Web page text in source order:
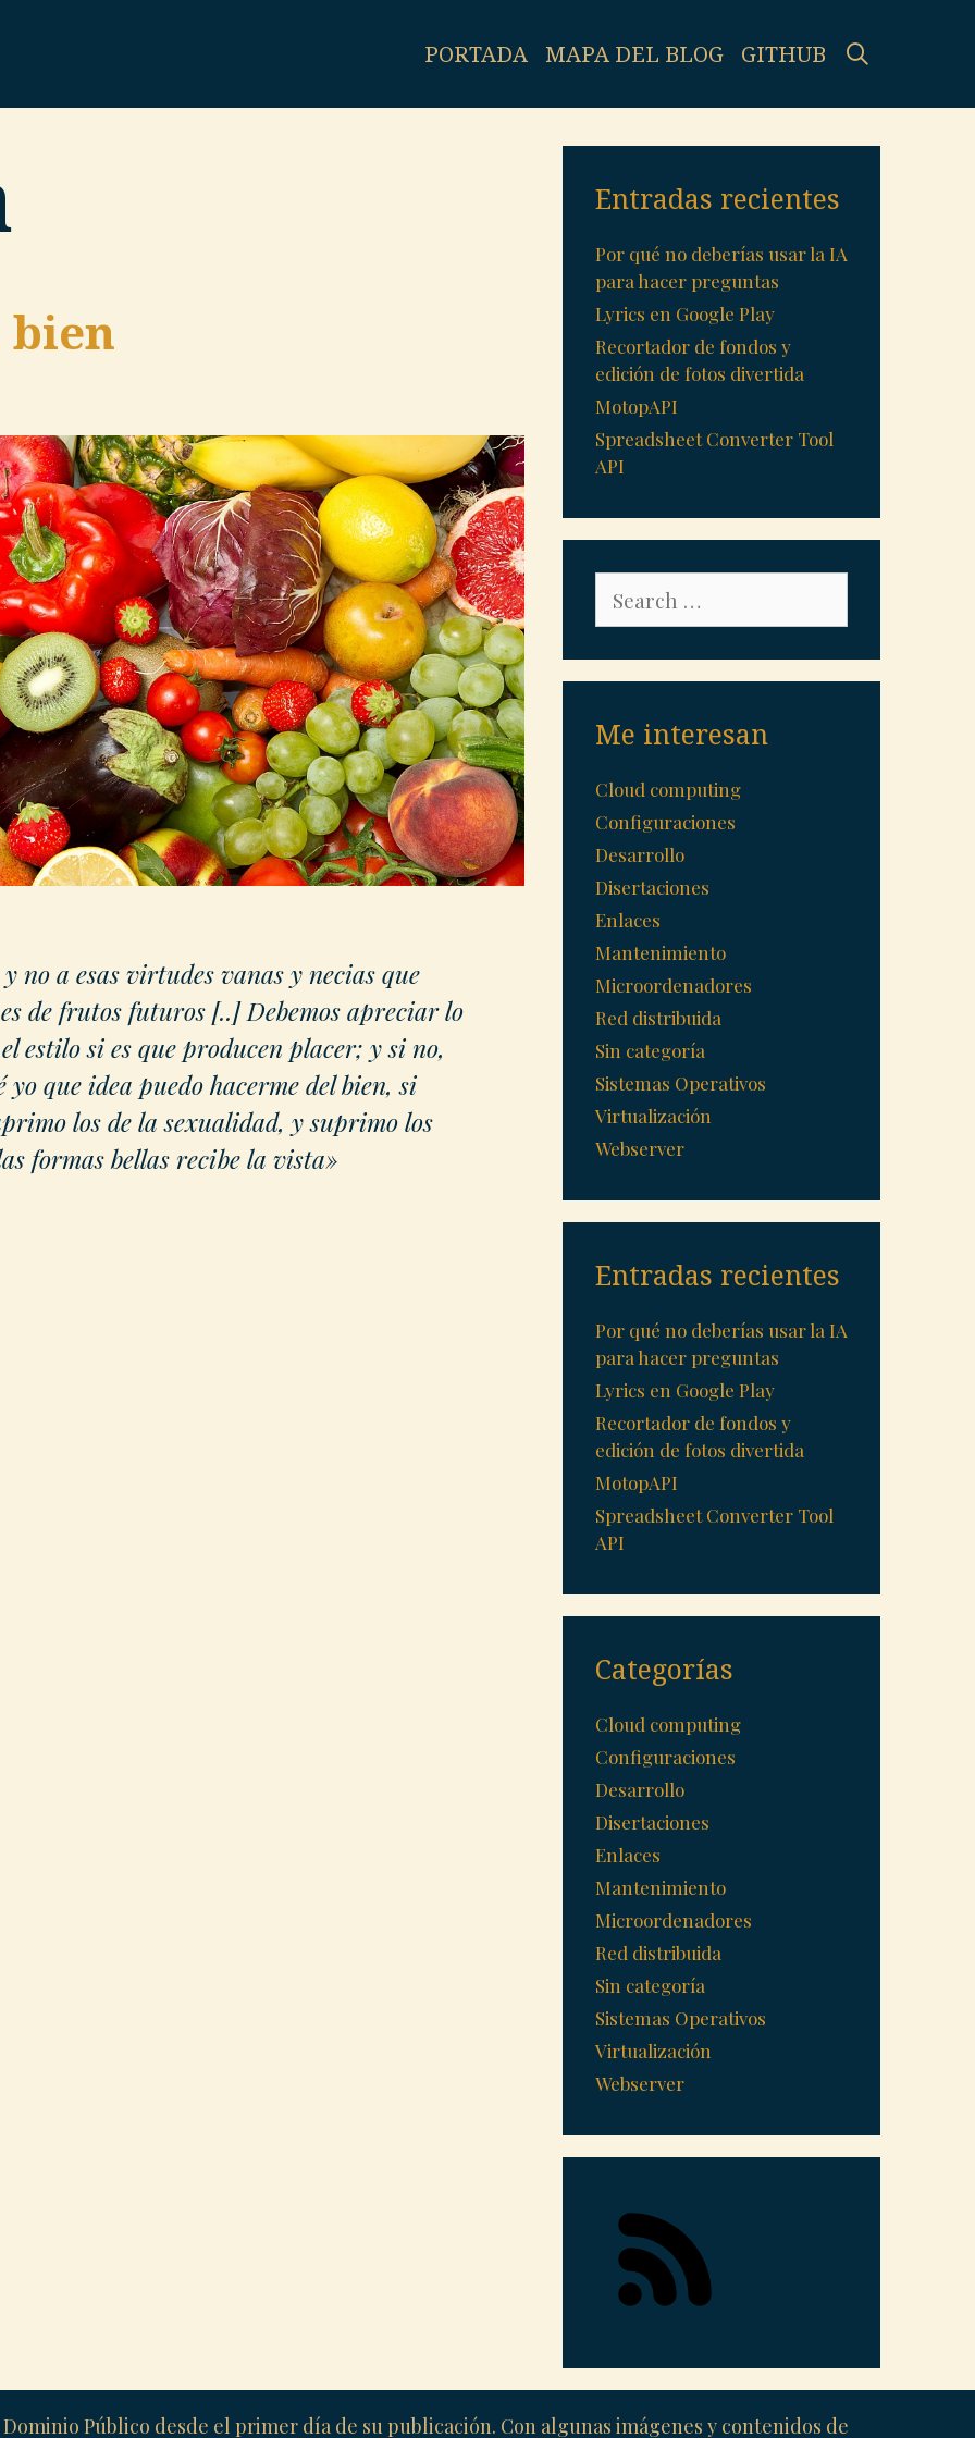
PORTADA MAPA DEL BLOG GITHUB
bien
no a esas virtudes vanas y necias que
de frutos futuros [..] Debemos apreciar lo
estilo si es que producen placer; y si no,
que idea puedo hacerme del bien, si
los de la sexualidad, y suprimo los
formas bellas recibe la vista»
Entradas recientes
Por qué no deberías usar la IA
para hacer preguntas
Lyrics en Google Play
Recortador de fondos y
edición de fotos divertida
MotopAPI
Spreadsheet Converter Tool
API
for:
Me interesan
Cloud computing
Configuraciones
Desarrollo
Disertaciones
Enlaces
Mantenimiento
Microordenadores
Red distribuida
Sin categoría
Sistemas Operativos
Virtualización
Webserver
Entradas recientes
Por qué no deberías usar la IA
para hacer preguntas
Lyrics en Google Play
Recortador de fondos y
edición de fotos divertida
MotopAPI
Spreadsheet Converter Tool
API
Categorías
Cloud computing
Configuraciones
Desarrollo
Disertaciones
Enlaces
Mantenimiento
Microordenadores
Red distribuida
Sin categoría
Sistemas Operativos
Virtualización
Webserver
Público desde el primer día de su publicación. Con algunas imágenes y contenidos de